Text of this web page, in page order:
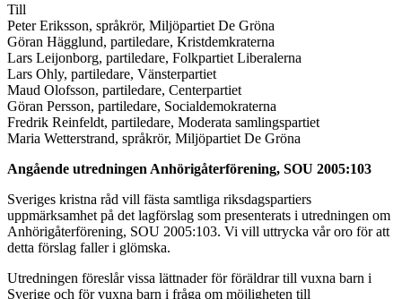
Till
Peter Eriksson, språkrör, Miljöpartiet De Gröna
Göran Hägglund, partiledare, Kristdemkraterna
Lars Leijonborg, partiledare, Folkpartiet Liberalerna
Lars Ohly, partiledare, Vänsterpartiet
Maud Olofsson, partiledare, Centerpartiet
Göran Persson, partiledare, Socialdemokraterna
Fredrik Reinfeldt, partiledare, Moderata samlingspartiet
Maria Wetterstrand, språkrör, Miljöpartiet De Gröna
Angående utredningen Anhörigåterförening, SOU 2005:103
Sveriges kristna råd vill fästa samtliga riksdagspartiers
uppmärksamhet på det lagförslag som presenterats i utredningen om
Anhörigåterförening, SOU 2005:103. Vi vill uttrycka vår oro för att
detta förslag faller i glömska.
Utredningen föreslår vissa lättnader för föräldrar till vuxna barn i
Sverige och för vuxna barn i fråga om möjligheten till